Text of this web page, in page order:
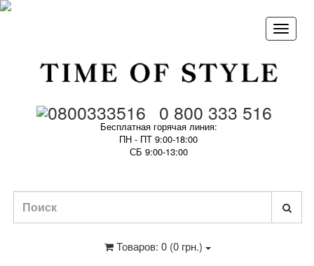
0 800 333 516
Бесплатная горячая линия:
ПН - ПТ 9:00-18:00
СБ 9:00-13:00
Товаров: 0 (0 грн.)